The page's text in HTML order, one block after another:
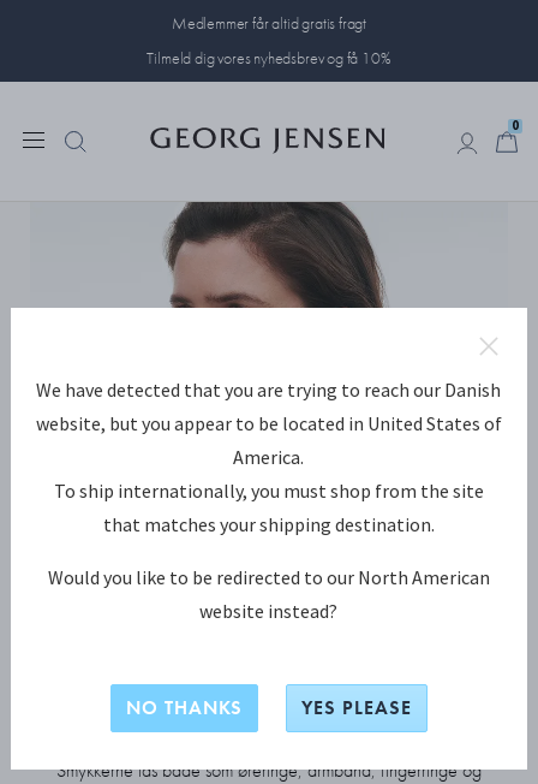
Medlemmer får altid gratis fragt
Tilmeld dig vores nyhedsbrev og få 10%
0
SMYKKER
Daisy kollektionen præsenterer friske, nye designs, som
fortolker det ikoniske motiv på nyskabende måder.
Smykkerne fås både som øreringe, armbånd, fingerringe og
We have detected that you are trying to reach our Danish
website, but you appear to be located in United States of
America.
To ship internationally, you must shop from the site
that matches your shipping destination.
Would you like to be redirected to our North American
website instead?
NO THANKS YES PLEASE